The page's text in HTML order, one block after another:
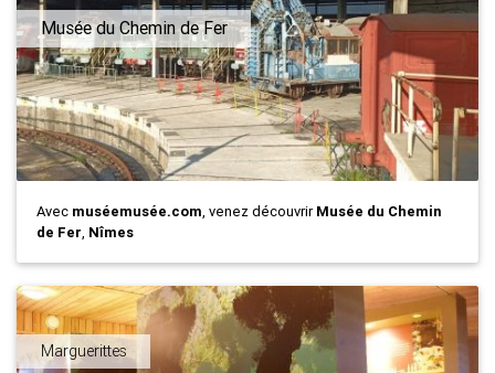
Musée du Chemin de Fer
Avec muséemusée.com, venez découvrirMusée du Chemin
de Fer, Nîmes
Marguerittes